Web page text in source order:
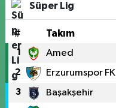
Süper Lig
# Takım
1 Amed
2 Erzurumspor FK
3 Başakşehir